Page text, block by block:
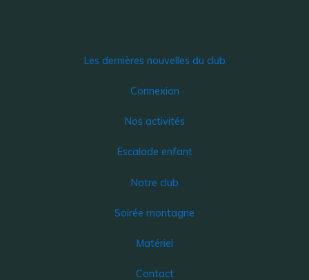
Les dernières nouvelles du club
Connexion
Nos activités
Escalade enfant
Notre club
Soirée montagne
Matériel
Contact